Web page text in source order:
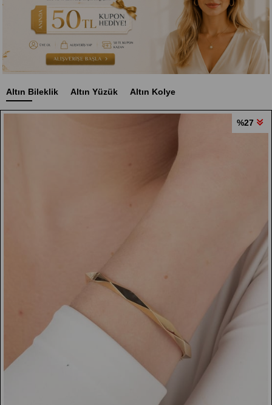
Altın Bileklik Altın Yüzük Altın Kolye
%27